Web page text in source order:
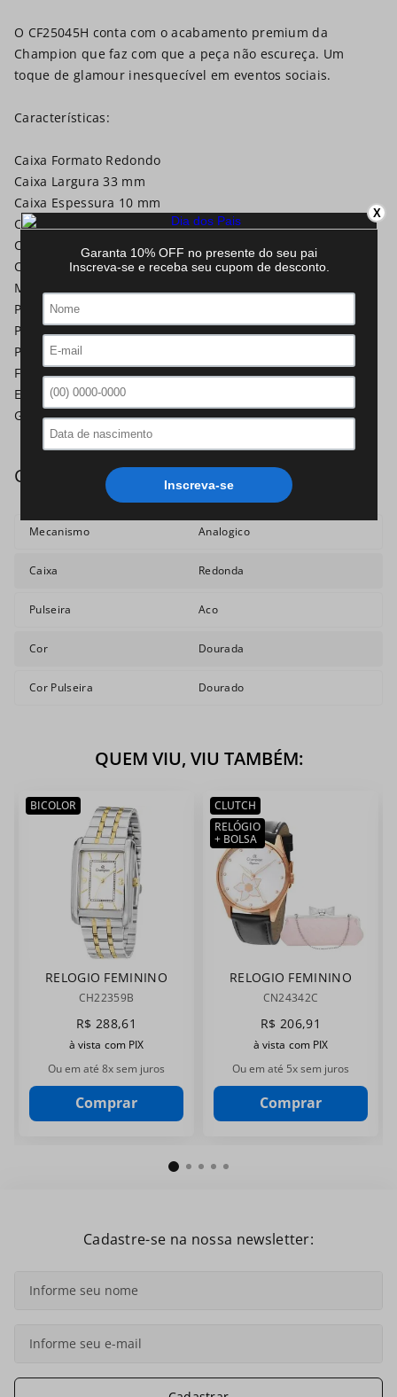
O CF25045H conta com o acabamento premium da
Champion que faz com que a peça não escureça. Um
toque de glamour inesquecível em eventos sociais.
Características:
Caixa Formato Redondo
Caixa Largura 33 mm
Caixa Espessura 10 mm
Caixa Comprimento 33 mm
Caixa Material Metal
Caixa Cor Dourado
Mostrador Cor Branco
Pulseira Largura 16,5 mm
Pulseira Material Metal
Pulseira Cor Dourado
Fecho Tipo Trava Pressão
Estilo Social
Garantia 12 Meses
Mecanismo Analogico
Caixa Redonda
Pulseira Aco
Cor Dourada
Cor Pulseira Dourado
QUEM VIU, VIU TAMBÉM:
BICOLOR
RELOGIO FEMININO
CHAMPION
CH22359B
R$ 288,61
à vista com PIX
Ou em até 8x sem juros
Comprar
CLUTCH
RELÓGIO
+ BOLSA
RELOGIO FEMININO
CHAMPION
CN24342C
R$ 206,91
à vista com PIX
Ou em até 5x sem juros
Comprar
Cadastre-se na nossa newsletter:
X